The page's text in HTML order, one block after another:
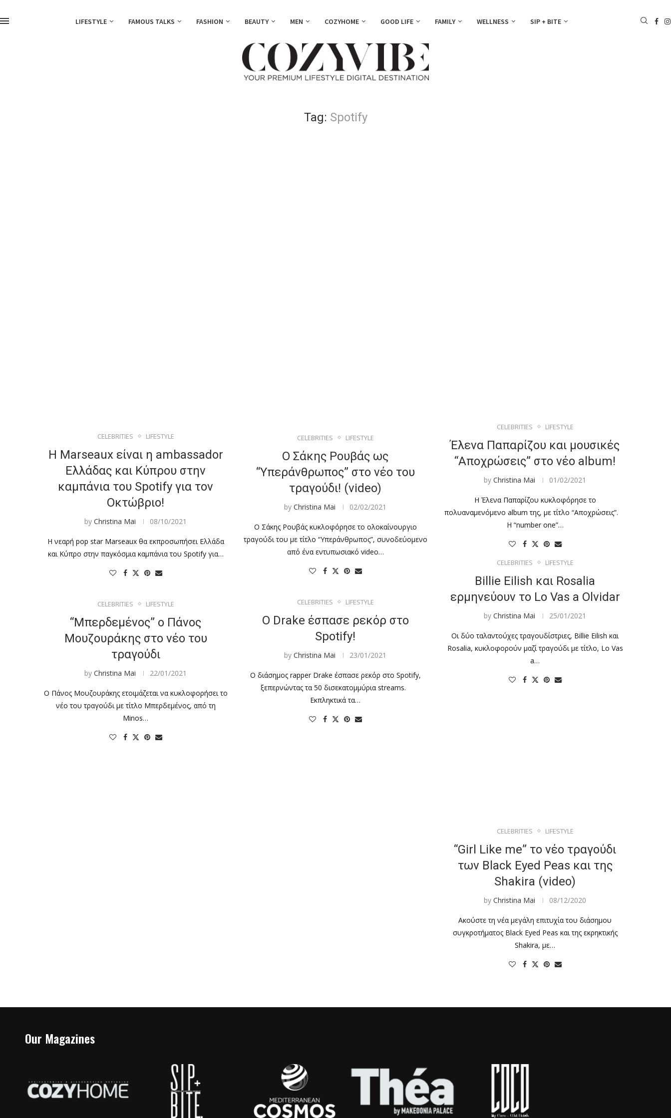
LIFESTYLE FAMOUS TALKS FASHION BEAUTY MEN COZYHOME GOOD LIFE FAMILY WELLNESS SIP + BITE
Tag: Spotify
CELEBRITIES LIFESTYLE
Η Marseaux είναι η ambassador
Ελλάδας και Κύπρου στην
καμπάνια του Spotify για τον
Οκτώβριο!
byChristina Mai 08/10/2021
Η νεαρή pop star Marseaux θα εκπροσωπήσει Ελλάδα
και Κύπρο στην παγκόσμια καμπάνια του Spotify για…
CELEBRITIES LIFESTYLE
Ο Σάκης Ρουβάς ως
“Υπεράνθρωπος” στο νέο του
τραγούδι! (video)
byChristina Mai 02/02/2021
Ο Σάκης Ρουβάς κυκλοφόρησε το ολοκαίνουργιο
τραγούδι του με τίτλο “Υπεράνθρωπος”, συνοδεύομενο
από ένα εντυπωσιακό video…
CELEBRITIES LIFESTYLE
Έλενα Παπαρίζου και μουσικές
“Αποχρώσεις” στο νέο album!
byChristina Mai 01/02/2021
Η Έλενα Παπαρίζου κυκλοφόρησε το
πολυαναμενόμενο album της, με τίτλο “Αποχρώσεις”.
Η “number one”…
CELEBRITIES LIFESTYLE
Billie Eilish και Rosalia
ερμηνεύουν το Lo Vas a Olvidar
byChristina Mai 25/01/2021
Οι δύο ταλαντούχες τραγουδίστριες, Billie Eilish και
Rosalia, κυκλοφορούν μαζί τραγούδι με τίτλο, Lo Vas
a…
CELEBRITIES LIFESTYLE
Ο Drake έσπασε ρεκόρ στο
Spotify!
byChristina Mai 23/01/2021
Ο διάσημος rapper Drake έσπασε ρεκόρ στο Spotify,
ξεπερνώντας τα 50 δισεκατομμύρια streams.
Εκπληκτικά τα…
CELEBRITIES LIFESTYLE
“Μπερδεμένος” ο Πάνος
Μουζουράκης στο νέο του
τραγούδι
byChristina Mai 22/01/2021
Ο Πάνος Μουζουράκης ετοιμάζεται να κυκλοφορήσει το
νέο του τραγούδι με τίτλο Μπερδεμένος, από τη
Minos…
CELEBRITIES LIFESTYLE
“Girl Like me” το νέο τραγούδι
των Black Eyed Peas και της
Shakira (video)
byChristina Mai 08/12/2020
Ακούστε τη νέα μεγάλη επιτυχία του διάσημου
συγκροτήματος Black Eyed Peas και της εκρηκτικής
Shakira, με…
Our Magazines